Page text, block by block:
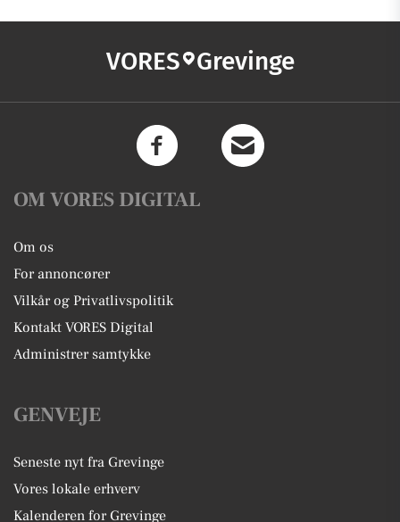
VORES Grevinge
OM VORES DIGITAL
Om os
For annoncører
Vilkår og Privatlivspolitik
Kontakt VORES Digital
Administrer samtykke
GENVEJE
Seneste nyt fra Grevinge
Vores lokale erhverv
Kalenderen for Grevinge